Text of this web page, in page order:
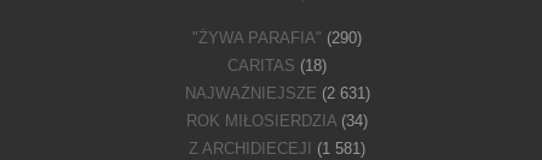
"ŻYWA PARAFIA" (290)
CARITAS (18)
NAJWAŻNIEJSZE (2 631)
ROK MIŁOSIERDZIA(34)
Z ARCHIDIECEJI
(1 581)